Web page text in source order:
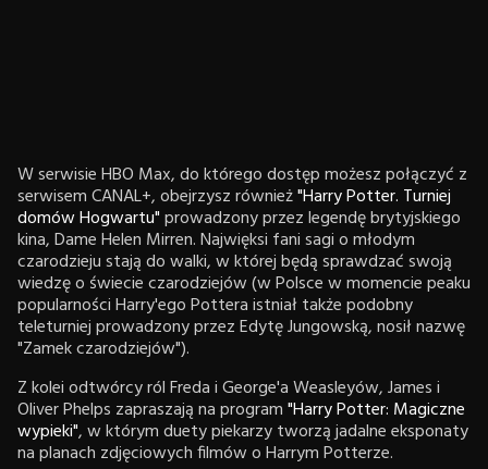
W serwisie HBO Max, do którego dostęp możesz połączyć z
serwisem CANAL+, obejrzysz również"Harry Potter. Turniej
domów Hogwartu"prowadzony przez legendę brytyjskiego
kina, Dame Helen Mirren. Najwięksi fani sagi o młodym
czarodzieju stają do walki, w której będą sprawdzać swoją
wiedzę o świecie czarodziejów (w Polsce w momencie peaku
popularności Harry'ego Pottera istniał także podobny
teleturniej prowadzony przez Edytę Jungowską, nosił nazwę
"Zamek czarodziejów").
Z kolei odtwórcy ról Freda i George'a Weasleyów, James i
Oliver Phelps zapraszają na program"Harry Potter: Magiczne
wypieki", w którym duety piekarzy tworzą jadalne eksponaty
na planach zdjęciowych filmów o Harrym Potterze.